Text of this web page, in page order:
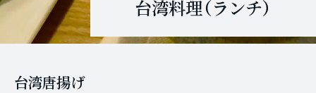
台湾料理（ランチ）
台湾唐揚げ